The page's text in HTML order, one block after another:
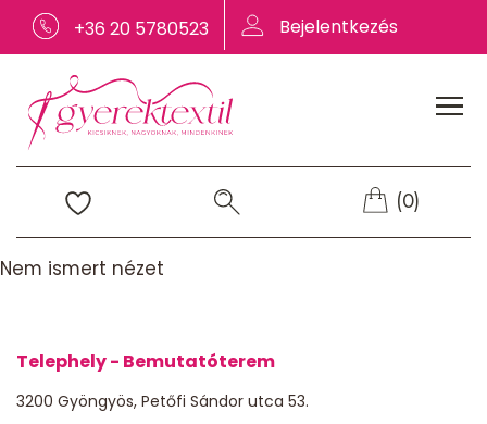
+36 20 5780523 Bejelentkezés
(0)
Nem ismert nézet
Telephely - Bemutatóterem
3200 Gyöngyös, Petőfi Sándor utca 53.